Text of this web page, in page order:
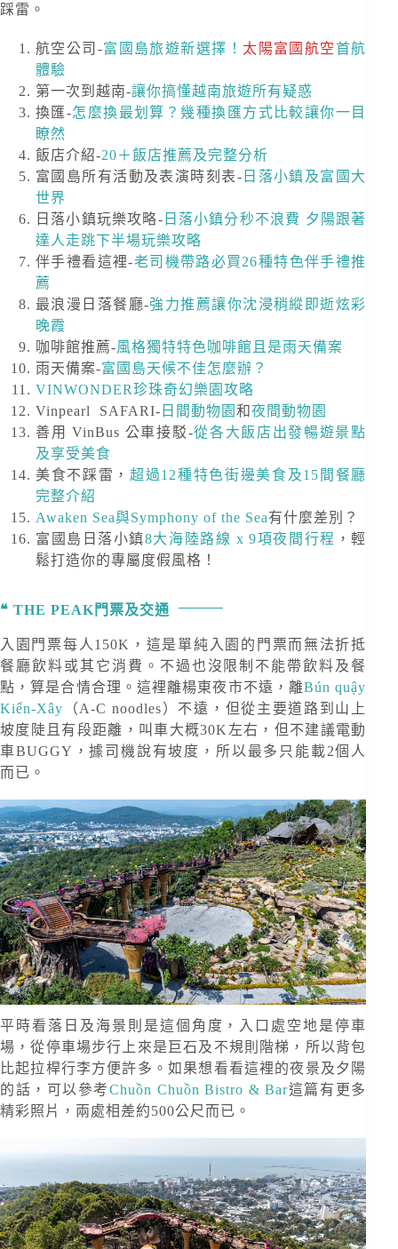
踩雷。
航空公司-富國島旅遊新選擇！ 太陽富國航空首航
體驗
第一次到越南-讓你搞懂越南旅遊所有疑惑
換匯-怎麼換最划算？幾種換匯方式比較讓你一目
瞭然
飯店介紹-20＋飯店推薦及完整分析
富國島所有活動及表演時刻表- 日落小鎮及富國大
世界
日落小鎮玩樂攻略- 日落小鎮分秒不浪費 夕陽跟著
達人走跳下半場玩樂攻略
伴手禮看這裡-老司機帶路必買26種特色伴手禮推
薦
最浪漫日落餐廳-強力推薦讓你沈浸稍縱即逝炫彩
晚霞
咖啡館推薦-風格獨特特色咖啡館且是雨天備案
雨天備案-富國島天候不佳怎麼辦？
VINWONDER珍珠奇幻樂園攻略
Vinpearl SAFARI- 日間動物園 和夜間動物園
善用 VinBus 公車接駁-從各大飯店出發暢遊景點
及享受美食
美食不踩雷， 超過12種特色街邊美食及15間餐廳
完整介紹
Awaken Sea與Symphony of the Sea有什麼差別？
富國島日落小鎮8大海陸路線 x 9項夜間行程 ，輕
鬆打造你的專屬度假風格！
THE PEAK門票及交通
入園門票每人150K，這是單純入園的門票而無法折抵
餐廳飲料或其它消費。不過也沒限制不能帶飲料及餐
點，算是合情合理。這裡離楊東夜市不遠，離Bún quậy
Kiến-Xây （A-C noodles）不遠，但從主要道路到山上
坡度陡且有段距離，叫車大概30K左右，但不建議電動
車BUGGY，據司機說有坡度，所以最多只能載2個人
而已。
平時看落日及海景則是這個角度，入口處空地是停車
場，從停車場步行上來是巨石及不規則階梯，所以背包
比起拉桿行李方便許多。如果想看看這裡的夜景及夕陽
的話，可以參考Chuồn Chuồn Bistro & Bar這篇有更多
精彩照片，兩處相差約500公尺而已。